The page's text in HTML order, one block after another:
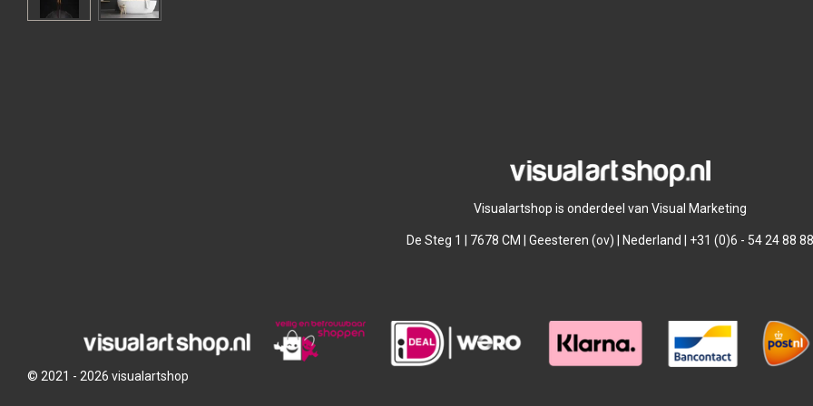
Visualartshop is onderdeel van Visual Marketing
De Steg 1 | 7678 CM | Geesteren (ov) | Nederland | +31 (0)6 - 54 24 88 88
© 2021 - 2026 visualartshop